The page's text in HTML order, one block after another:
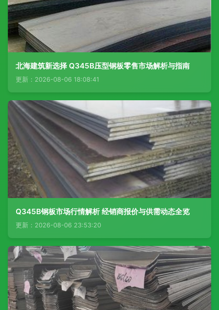
北海建筑新选择 Q345B压型钢板零售市场解析与指南
更新：2026-08-06 18:08:41
Q345B钢板市场行情解析 经销商报价与供需动态全览
更新：2026-08-06 23:53:20